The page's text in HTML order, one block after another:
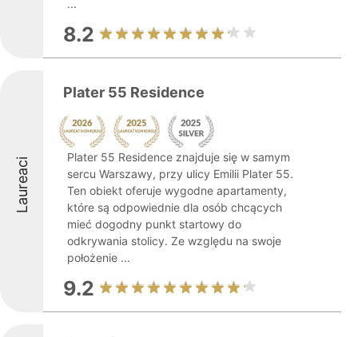
...
8.2
Laureaci
Plater 55 Residence
Plater 55 Residence znajduje się w samym
sercu Warszawy, przy ulicy Emilii Plater 55.
Ten obiekt oferuje wygodne apartamenty,
które są odpowiednie dla osób chcących
mieć dogodny punkt startowy do
odkrywania stolicy. Ze względu na swoje
położenie ...
9.2